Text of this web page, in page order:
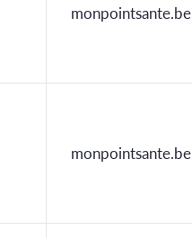
monpointsante.be
monpointsante.be